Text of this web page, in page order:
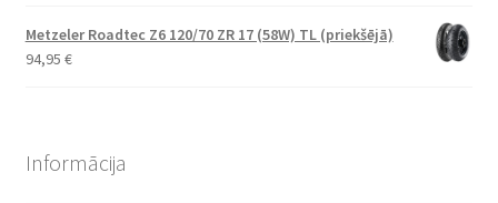
Metzeler Roadtec Z6 120/70 ZR 17 (58W) TL (priekšējā)
94,95 €
Informācija